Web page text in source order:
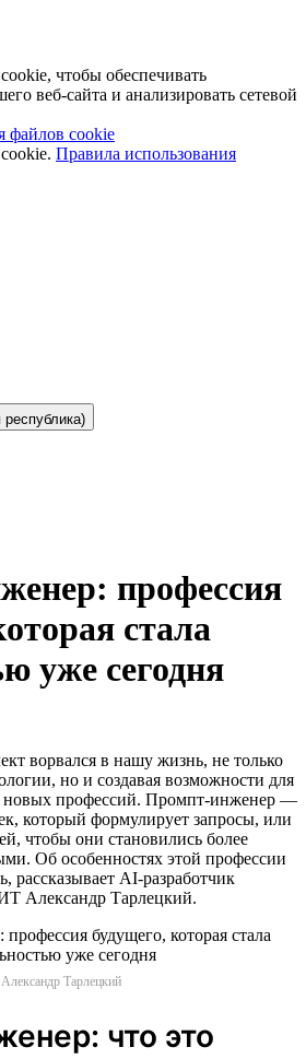
чтобы обеспечивать
веб-сайта и анализировать сетевой
файлов cookie
Правила использования
профессия
стала
уже сегодня
ворвался в нашу жизнь, не только
но и создавая возможности для
новых профессий. Промпт-инженер —
который формулирует запросы, или
чтобы они становились более
Об особенностях этой профессии
рассказывает AI-разработчик
Александр Тарлецкий.
Александр Тарлецкий
что это